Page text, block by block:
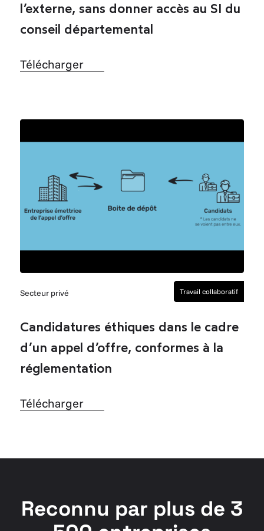
l’externe, sans donner accès au SI du
conseil départemental
Télécharger
Secteur privé Travail collaboratif
Candidatures éthiques dans le cadre
d’un appel d’offre, conformes à la
réglementation
Télécharger
Reconnu par plus de 3